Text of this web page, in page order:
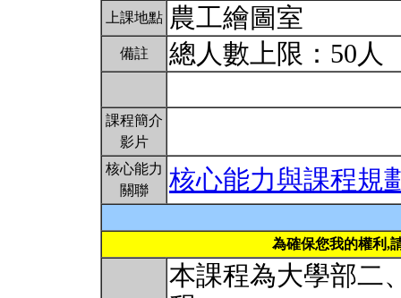
上課地點 農工繪圖室
備註 總人數上限：50人
課程簡介
影片
核心能力
關聯
核心能力與課程規
為確保您我的權利,
本課程為大學部二